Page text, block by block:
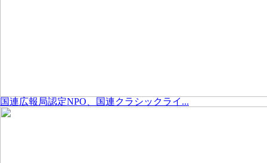
国連広報局認定NPO、国連クラシックライ...